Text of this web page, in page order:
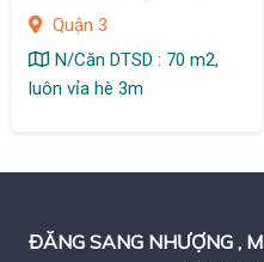
Quận 3
N/Căn DTSD : 70 m2,
luôn vỉa hè 3m
ĐĂNG SANG NHƯỢNG ,